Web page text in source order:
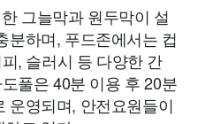
그늘막과 원두막이 설
분하며, 푸드존에서는 컵
, 슬러시 등 다양한 간
풀은 40분 이용 후 20분
운영되며, 안전요원들이